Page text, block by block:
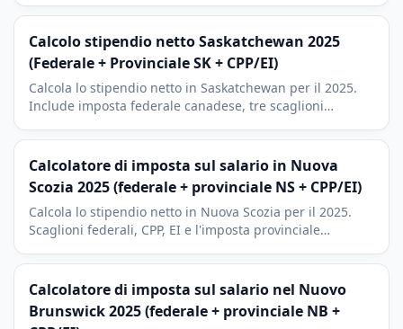
Calcolo stipendio netto Saskatchewan 2025
(Federale + Provinciale SK + CPP/EI)
Calcola lo stipendio netto in Saskatchewan per il 2025.
Include imposta federale canadese, tre scaglioni
Pension Plan), CPP2 e EI (Employment Insurance).
Calcolatore di imposta sul salario in Nuova
Scozia 2025 (federale + provinciale NS + CPP/EI)
Calcola lo stipendio netto in Nuova Scozia per il 2025.
Scaglioni federali, CPP, EI e l'imposta provinciale
RRSP.
Calcolatore di imposta sul salario nel Nuovo
Brunswick 2025 (federale + provinciale NB +